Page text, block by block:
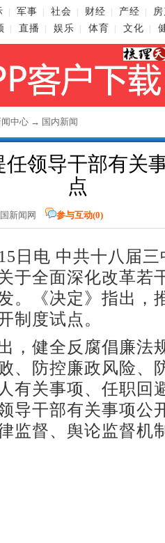
军事 社会 财经 产经
直播 娱乐 体育 文化
闻中心 → 国内新闻
任领导干部有关
点
新闻网 参与互动(0)
日电 中共十八届
于全面深化改革若
。《决定》指出，
制度试点。
健全反腐倡廉法
、防控廉政风险、
有关事项、任职回
导干部有关事项公
监督、舆论监督机